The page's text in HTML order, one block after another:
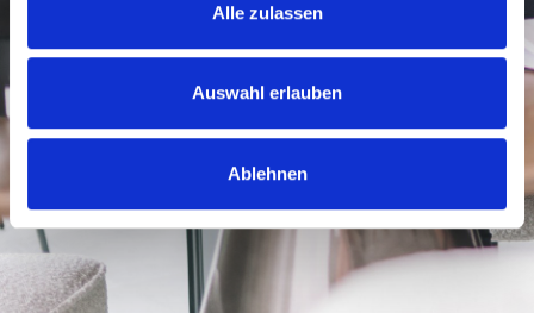
Alle zulassen
Auswahl erlauben
Ablehnen
KOMPETENT & DISKRET